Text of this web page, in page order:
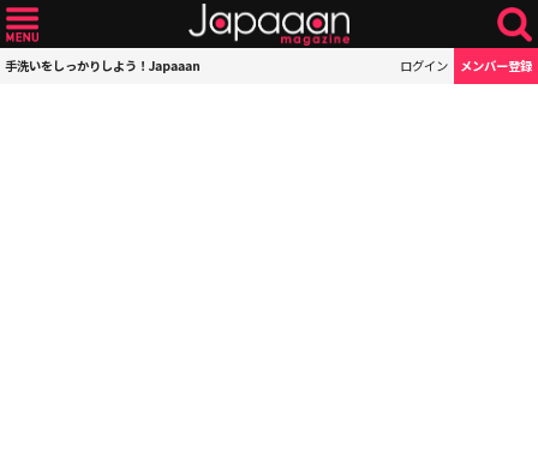
手洗いをしっかりしよう！Japaaan ログイン メンバー登録